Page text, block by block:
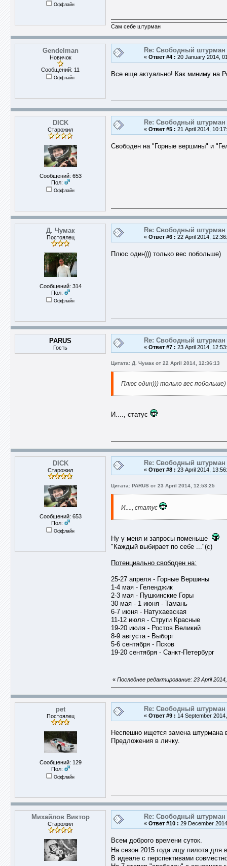
Оффлайн
Сам себе штурман
Gendelman
Новичок
Сообщений: 11
Оффлайн
Re: Свободный штурман
« Ответ #4 : 20 January 2014,
Все еще актуально! Как миниму на
DICK
Старожил
Сообщений: 653
Пол:
Оффлайн
Re: Свободный штурман
« Ответ #5 : 21 April 2014,
Свободен на "Горные вершины" и
Д. Чумак
Постоялец
Сообщений: 314
Пол:
Оффлайн
Re: Свободный штурман
« Ответ #6 : 22 April 2014,
Плюс один))) только вес побольше)
PARUS
Гость
Re: Свободный штурман
« Ответ #7 : 23 April 2014,
Цитата: Д. Чумак от 22 April 2014, 12:36:13
Плюс один))) только вес побольше)
И...., статус
DICK
Старожил
Сообщений: 653
Пол:
Оффлайн
Re: Свободный штурман
« Ответ #8 : 23 April 2014,
Цитата: PARUS от 23 April 2014, 12:53:25
И...., статус
Ну у меня и запросы поменьше
"Каждый выбирает по себе ..."(с)
Потенциально свободен на:
25-27 апреля - Горные Вершины
1-4 мая - Геленджик
2-3 мая - Пушкинские Горы
30 мая - 1 июня - Тамань
6-7 июня - Натухаевская
11-12 июля - Струги Красные
19-20 июля - Ростов Великий
8-9 августа - Выборг
5-6 сентября - Псков
19-20 сентября - Санкт-Петербург
« Последнее редактирование: 23 April
pet
Постоялец
Сообщений: 129
Пол:
Оффлайн
Re: Свободный штурман
« Ответ #9 : 14 September
Неспешно ищется замена штурмана
Предложения в личку.
Михайлов Виктор
Старожил
Re: Свободный штурман
« Ответ #10 : 29 December
Всем доброго времени суток.
На сезон 2015 года ищу пилота для
В идеале с перспективами